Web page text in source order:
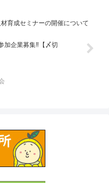
育成セミナーの開催について
加企業募集‼【〆切